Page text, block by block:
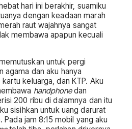
hari ini berakhir, suamiku
dengan keadaan marah
raut wajahnya sangat
membawa apapun kecuali
untuk pergi
agama dan aku hanya
keluarga, dan KTP. Aku
handphonedan
200 ribu di dalamnya dan itu
sisihkan untuk uang darurat
jam 8:15 mobil yang aku